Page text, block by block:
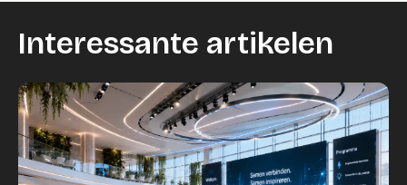
Interessante artikelen